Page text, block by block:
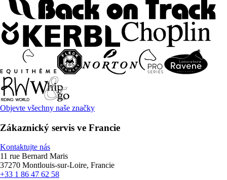
Objevte všechny naše značky
Zákaznický servis ve Francie
Kontaktujte nás
11 rue Bernard Maris
37270 Montlouis-sur-Loire, Francie
+33 1 86 47 62 58